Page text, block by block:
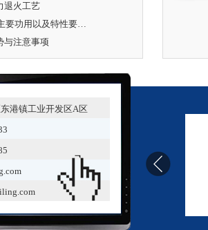
退火工艺
要功用以及特性要…
与注意事项
港镇工业开发区A区